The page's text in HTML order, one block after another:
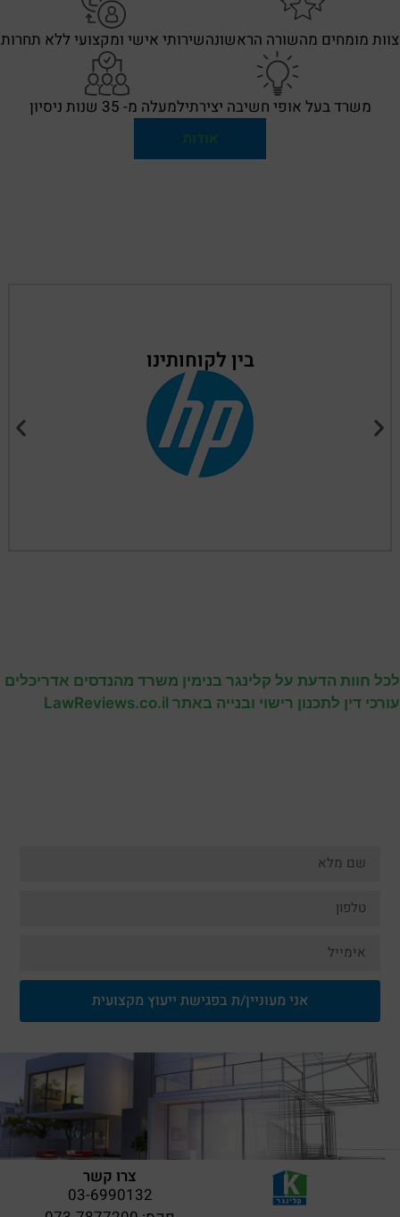
צוות מומחים מהשורה הראשונהשירותי אישי ומקצועי ללא תחרות
משרד בעל אופי חשיבה יצירתילמעלה מ- 35 שנות ניסיון
אודות
בין לקוחותינו
לכל חוות הדעת על קלינגר בנימין משרד מהנדסים אדריכלים
עורכי דין לתכנון רישוי ובנייה באתר LawReviews.co.il
אני מעוניין/ת בפגישת ייעוץ מקצועית
צרו קשר
03-6990132